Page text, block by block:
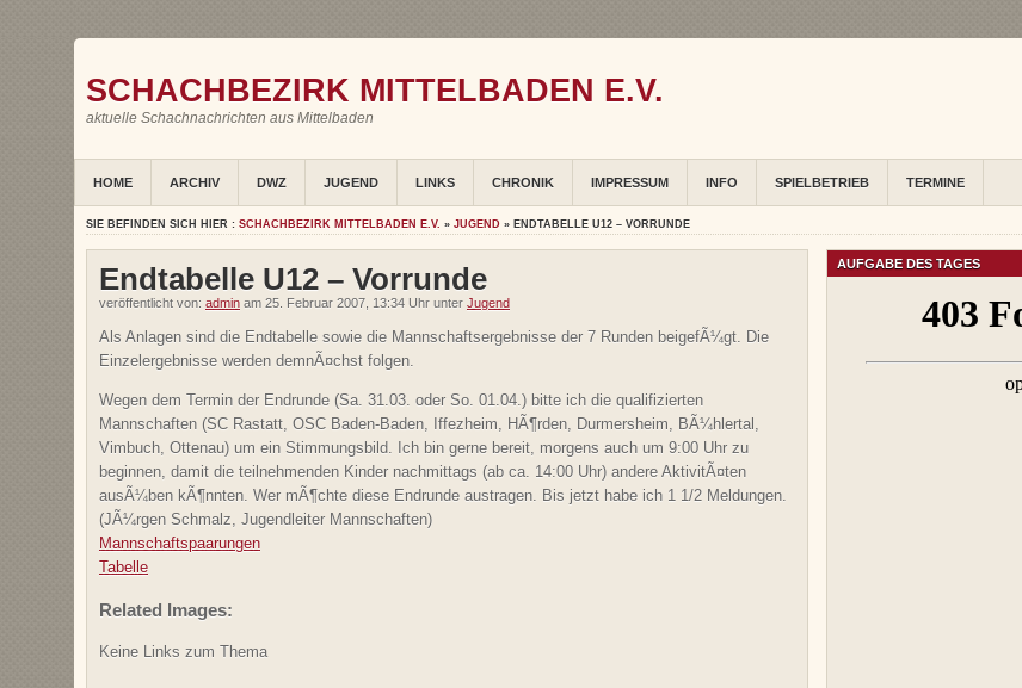
SCHACHBEZIRK MITTELBADEN E.V.
aktuelle Schachnachrichten aus Mittelbaden
HOME ARCHIV DWZ JUGEND LINKS CHRONIK IMPRESSUM INFO SPIELBETRIEB TERMINE
SIE BEFINDEN SICH HIER : SCHACHBEZIRK MITTELBADEN E.V. » JUGEND » ENDTABELLE U12 – VORRUNDE
Endtabelle U12 – Vorrunde
veröffentlicht von: admin am 25. Februar 2007, 13:34 Uhr unter Jugend
Als Anlagen sind die Endtabelle sowie die Mannschaftsergebnisse der 7 Runden beigefÃ¼gt. Die
Einzelergebnisse werden demnÃ¤chst folgen.
Wegen dem Termin der Endrunde (Sa. 31.03. oder So. 01.04.) bitte ich die qualifizierten
Mannschaften (SC Rastatt, OSC Baden-Baden, Iffezheim, HÃ¶rden, Durmersheim, BÃ¼hlertal,
Vimbuch, Ottenau) um ein Stimmungsbild. Ich bin gerne bereit, morgens auch um 9:00 Uhr zu
beginnen, damit die teilnehmenden Kinder nachmittags (ab ca. 14:00 Uhr) andere AktivitÃ¤ten
ausÃ¼ben kÃ¶nnten. Wer mÃ¶chte diese Endrunde austragen. Bis jetzt habe ich 1 1/2 Meldungen.
(JÃ¼rgen Schmalz, Jugendleiter Mannschaften)
Mannschaftspaarungen
Tabelle
Related Images:
Keine Links zum Thema
AUFGABE DES TAGES